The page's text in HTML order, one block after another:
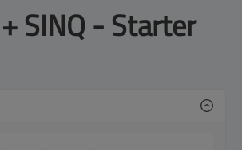
SINQ - Starter